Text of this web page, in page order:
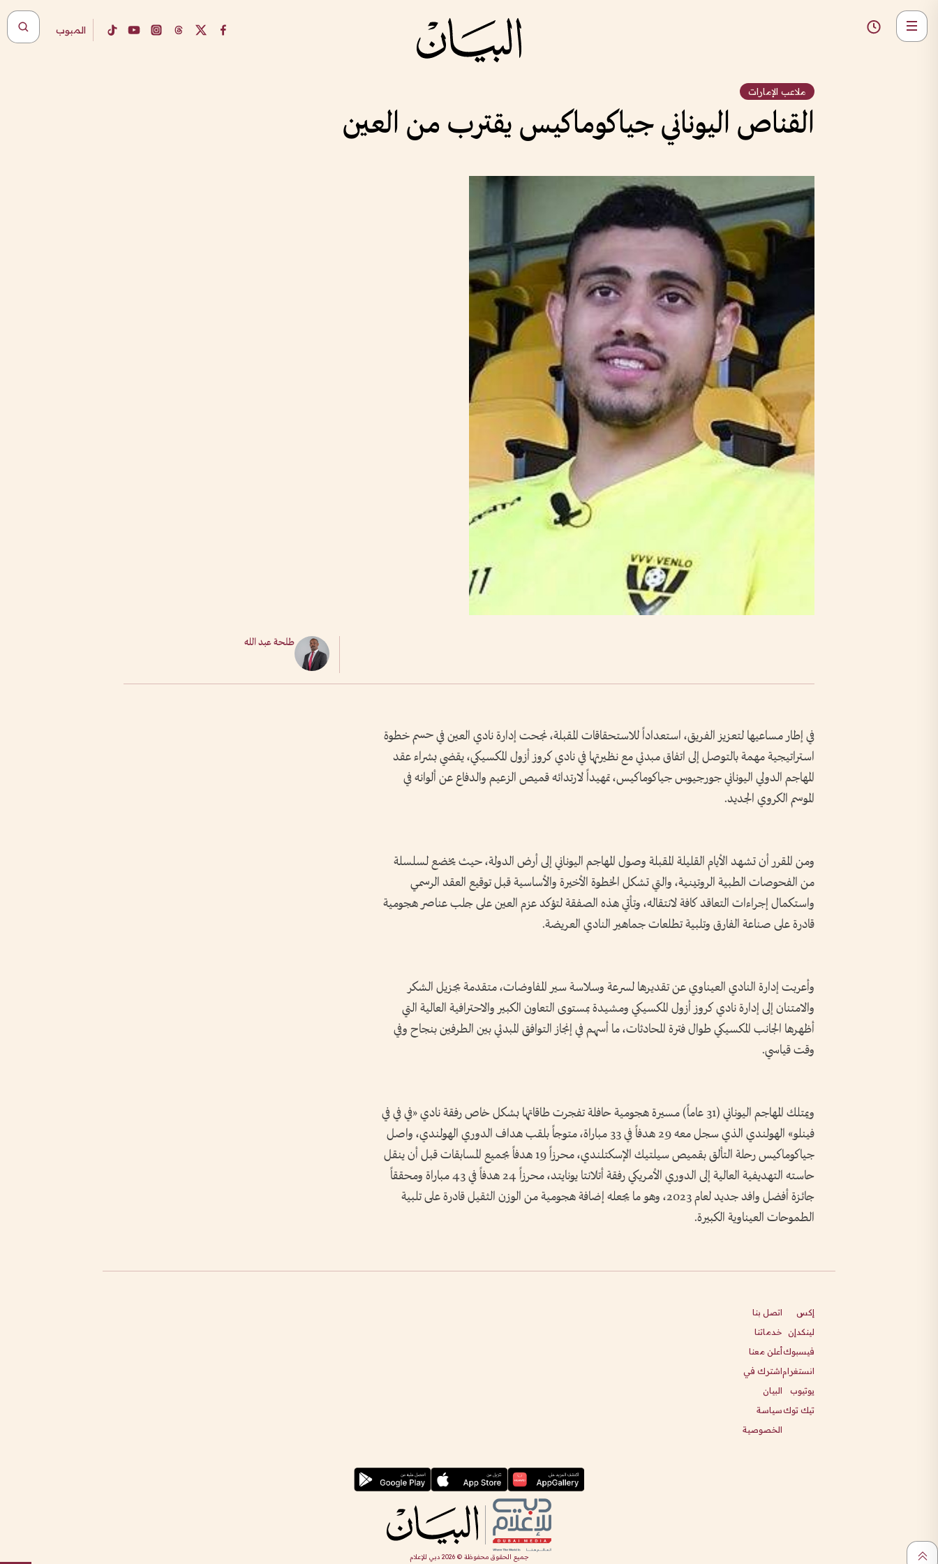
المبوب
ملاعب الإمارات
القناص اليوناني جياكوماكيس يقترب من العين
طلحة عبد الله
في إطار مساعيها لتعزيز الفريق، استعداداً للاستحقاقات المقبلة، نجحت إدارة نادي العين في حسم خطوة
استراتيجية مهمة بالتوصل إلى اتفاق مبدئي مع نظيرتها في نادي كروز أزول المكسيكي، يقضي بشراء عقد
المهاجم الدولي اليوناني جورجيوس جياكوماكيس، تمهيداً لارتدائه قميص الزعيم والدفاع عن ألوانه في
الموسم الكروي الجديد.
ومن المقرر أن تشهد الأيام القليلة المقبلة وصول المهاجم اليوناني إلى أرض الدولة، حيث يخضع لسلسلة
من الفحوصات الطبية الروتينية، والتي تشكل الخطوة الأخيرة والأساسية قبل توقيع العقد الرسمي
واستكمال إجراءات التعاقد كافة لانتقاله، وتأتي هذه الصفقة لتؤكد عزم العين على جلب عناصر هجومية
قادرة على صناعة الفارق وتلبية تطلعات جماهير النادي العريضة.
وأعربت إدارة النادي العيناوي عن تقديرها لسرعة وسلاسة سير المفاوضات، متقدمة بجزيل الشكر
والامتنان إلى إدارة نادي كروز أزول المكسيكي ومشيدة بمستوى التعاون الكبير والاحترافية العالية التي
أظهرها الجانب المكسيكي طوال فترة المحادثات، ما أسهم في إنجاز التوافق المبدئي بين الطرفين بنجاح وفي
وقت قياسي.
ويمتلك المهاجم اليوناني (31 عاماً) مسيرة هجومية حافلة تفجرت طاقاتها بشكل خاص رفقة نادي «في في في
فينلو» الهولندي الذي سجل معه 29 هدفاً في 33 مباراة، متوجاً بلقب هداف الدوري الهولندي، واصل
جياكوماكيس رحلة التألق بقميص سيلتيك الإسكتلندي، محرزاً 19 هدفاً بجميع المسابقات قبل أن ينقل
حاسته التهديفية العالية إلى الدوري الأمريكي رفقة أتلانتا يونايتد، محرزاً 24 هدفاً في 43 مباراة ومحققاً
جائزة أفضل وافد جديد لعام 2023، وهو ما يجعله إضافة هجومية من الوزن الثقيل قادرة على تلبية
الطموحات العيناوية الكبيرة.
إكس
لينكدإن
فيسبوك
انستغرام
يوتيوب
تيك توك
اتصل بنا
خدماتنا
أعلن معنا
اشترك في
البيان
سياسة
الخصوصية
جميع الحقوق محفوظة ©2026 دبي للإعلام